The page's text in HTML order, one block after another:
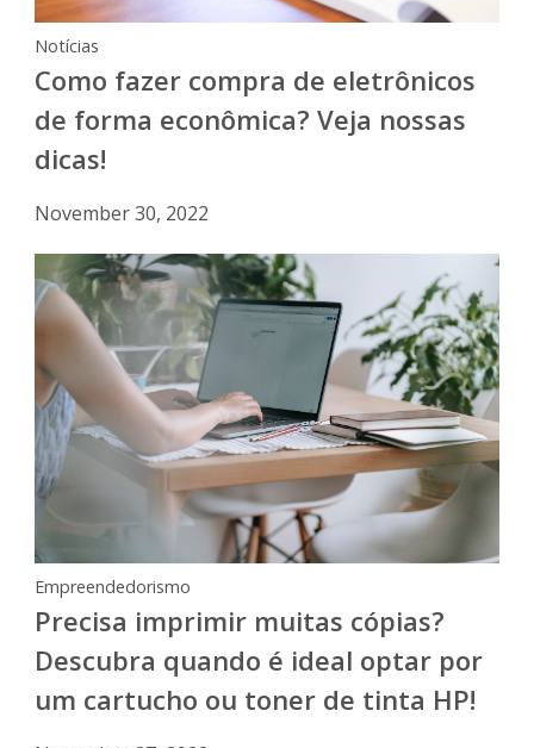
Notícias
Como fazer compra de eletrônicos
de forma econômica? Veja nossas
dicas!
November 30, 2022
Empreendedorismo
Precisa imprimir muitas cópias?
Descubra quando é ideal optar por
um cartucho ou toner de tinta HP!